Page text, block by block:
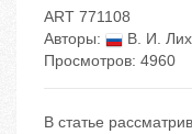
ART 771108
Авторы:
В. И.
Просмотров: 4960
В статье